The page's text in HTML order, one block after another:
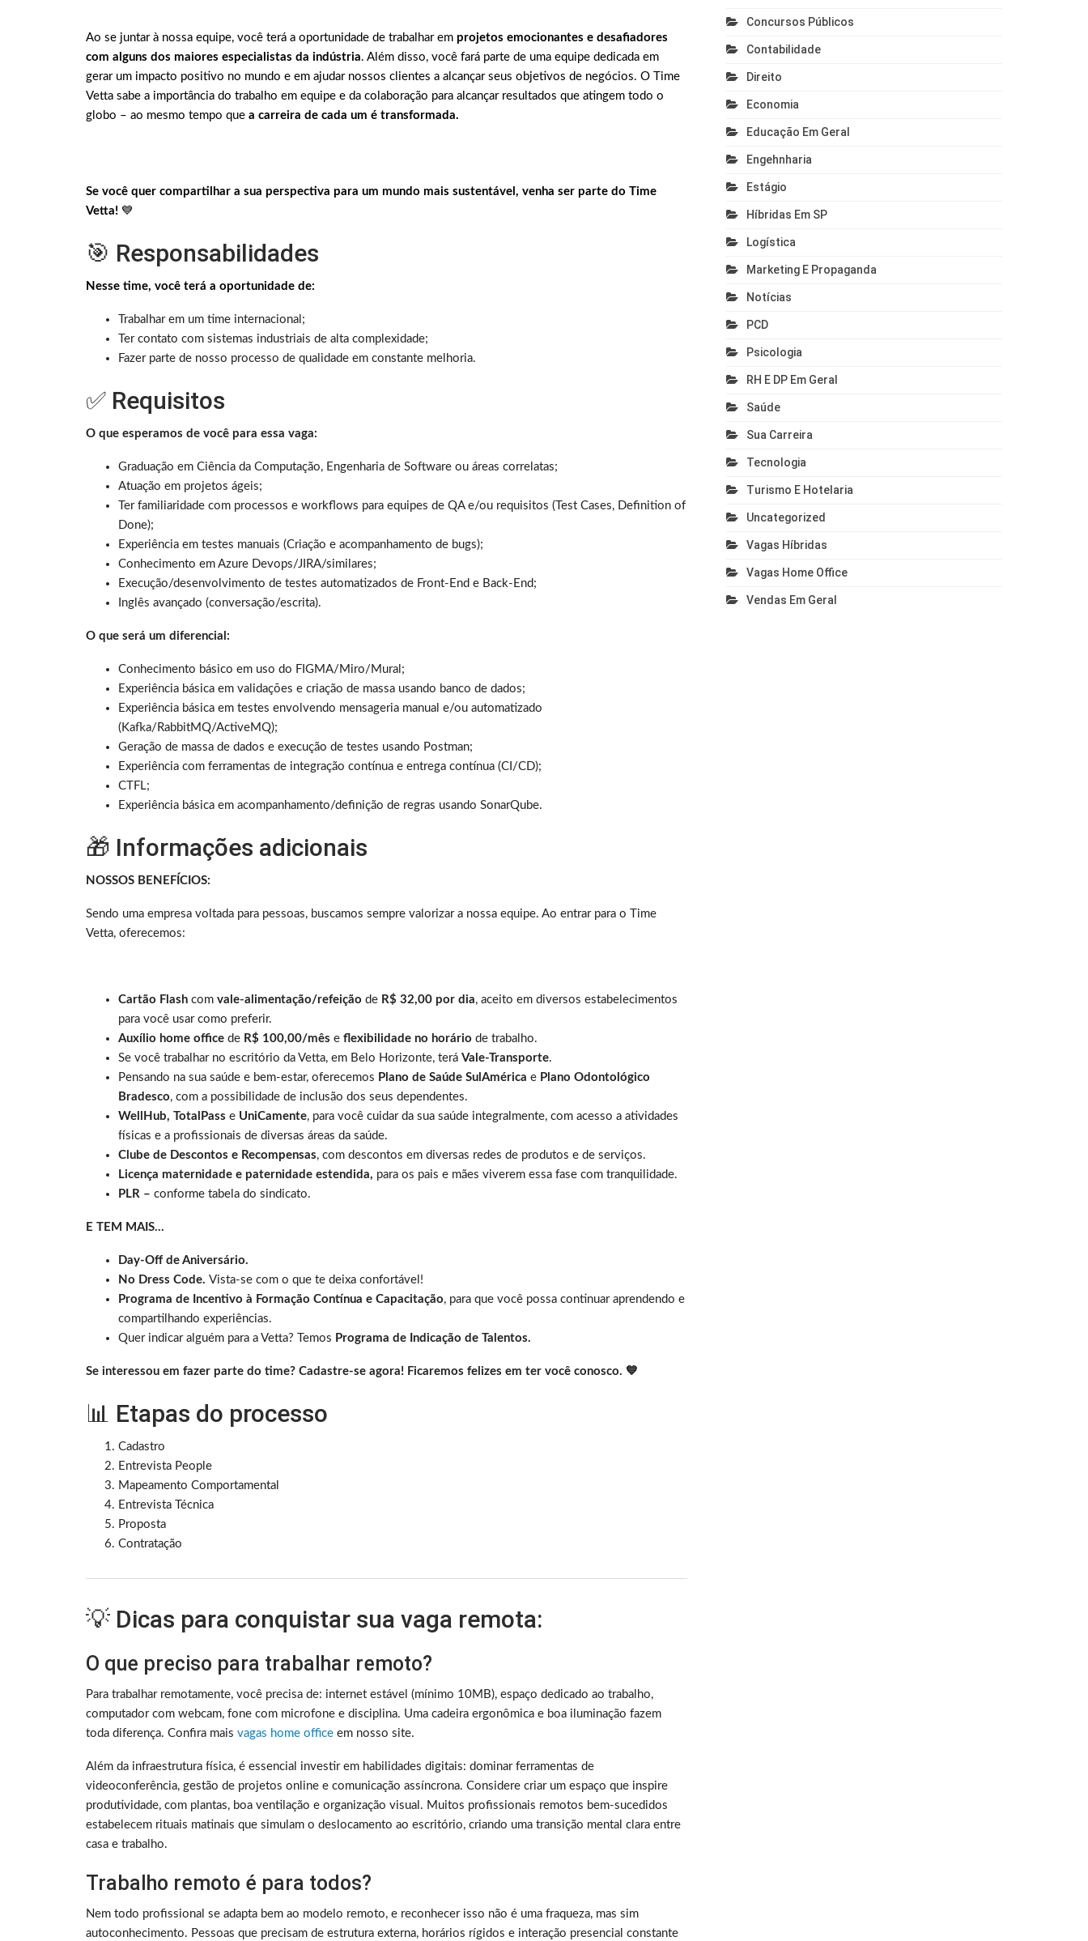
Ao se juntar à nossa equipe, você terá a oportunidade de trabalhar em projetos emocionantes e desafiadores
com alguns dos maiores especialistas da indústria. Além disso, você fará parte de uma equipe dedicada em
gerar um impacto positivo no mundo e em ajudar nossos clientes a alcançar seus objetivos de negócios. O Time
Vetta sabe a importância do trabalho em equipe e da colaboração para alcançar resultados que atingem todo o
globo – ao mesmo tempo que a carreira de cada um é transformada.
Se você quer compartilhar a sua perspectiva para um mundo mais sustentável, venha ser parte do Time
Vetta! 💙
🎯 Responsabilidades
Nesse time, você terá a oportunidade de:
Trabalhar em um time internacional;
Ter contato com sistemas industriais de alta complexidade;
Fazer parte de nosso processo de qualidade em constante melhoria.
✅ Requisitos
O que esperamos de você para essa vaga:
Graduação em Ciência da Computação, Engenharia de Software ou áreas correlatas;
Atuação em projetos ágeis;
Ter familiaridade com processos e workflows para equipes de QA e/ou requisitos (Test Cases, Definition of
Done);
Experiência em testes manuais (Criação e acompanhamento de bugs);
Conhecimento em Azure Devops/JIRA/similares;
Execução/desenvolvimento de testes automatizados de Front-End e Back-End;
Inglês avançado (conversação/escrita).
O que será um diferencial:
Conhecimento básico em uso do FIGMA/Miro/Mural;
Experiência básica em validações e criação de massa usando banco de dados;
Experiência básica em testes envolvendo mensageria manual e/ou automatizado
(Kafka/RabbitMQ/ActiveMQ);
Geração de massa de dados e execução de testes usando Postman;
Experiência com ferramentas de integração contínua e entrega contínua (CI/CD);
CTFL;
Experiência básica em acompanhamento/definição de regras usando SonarQube.
🎁 Informações adicionais
NOSSOS BENEFÍCIOS:
Sendo uma empresa voltada para pessoas, buscamos sempre valorizar a nossa equipe. Ao entrar para o Time
Vetta, oferecemos:
Cartão Flash com vale-alimentação/refeição de R$ 32,00 por dia, aceito em diversos estabelecimentos
para você usar como preferir.
Auxílio home office de R$ 100,00/mês e flexibilidade no horário de trabalho.
Se você trabalhar no escritório da Vetta, em Belo Horizonte, terá Vale-Transporte.
Pensando na sua saúde e bem-estar, oferecemos Plano de Saúde SulAmérica e Plano Odontológico
Bradesco, com a possibilidade de inclusão dos seus dependentes.
WellHub, TotalPass e UniCamente, para você cuidar da sua saúde integralmente, com acesso a atividades
físicas e a profissionais de diversas áreas da saúde.
Clube de Descontos e Recompensas, com descontos em diversas redes de produtos e de serviços.
Licença maternidade e paternidade estendida, para os pais e mães viverem essa fase com tranquilidade.
PLR – conforme tabela do sindicato.
E TEM MAIS…
Day-Off de Aniversário.
No Dress Code. Vista-se com o que te deixa confortável!
Programa de Incentivo à Formação Contínua e Capacitação, para que você possa continuar aprendendo e
compartilhando experiências.
Quer indicar alguém para a Vetta? Temos Programa de Indicação de Talentos.
Se interessou em fazer parte do time? Cadastre-se agora! Ficaremos felizes em ter você conosco. 💙
📊 Etapas do processo
Cadastro
Entrevista People
Mapeamento Comportamental
Entrevista Técnica
Proposta
Contratação
💡 Dicas para conquistar sua vaga remota:
O que preciso para trabalhar remoto?
Para trabalhar remotamente, você precisa de: internet estável (mínimo 10MB), espaço dedicado ao trabalho,
computador com webcam, fone com microfone e disciplina. Uma cadeira ergonômica e boa iluminação fazem
toda diferença. Confira mais vagas home office em nosso site.
Além da infraestrutura física, é essencial investir em habilidades digitais: dominar ferramentas de
videoconferência, gestão de projetos online e comunicação assíncrona. Considere criar um espaço que inspire
produtividade, com plantas, boa ventilação e organização visual. Muitos profissionais remotos bem-sucedidos
estabelecem rituais matinais que simulam o deslocamento ao escritório, criando uma transição mental clara entre
casa e trabalho.
Trabalho remoto é para todos?
Nem todo profissional se adapta bem ao modelo remoto, e reconhecer isso não é uma fraqueza, mas sim
autoconhecimento. Pessoas que precisam de estrutura externa, horários rígidos e interação presencial constante
Concursos Públicos
Contabilidade
Direito
Economia
Educação Em Geral
Engehnharia
Estágio
Híbridas Em SP
Logística
Marketing E Propaganda
Notícias
PCD
Psicologia
RH E DP Em Geral
Saúde
Sua Carreira
Tecnologia
Turismo E Hotelaria
Uncategorized
Vagas Híbridas
Vagas Home Office
Vendas Em Geral